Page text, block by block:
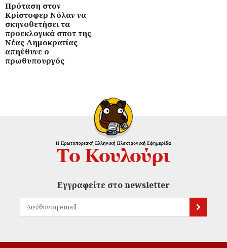
Πρόταση στον
Κρίστοφερ Νόλαν να
σκηνοθετήσει τα
προεκλογικά σποτ της
Νέας Δημοκρατίας
απηύθυνε ο
πρωθυπουργός
Εγγραφείτε στο newsletter